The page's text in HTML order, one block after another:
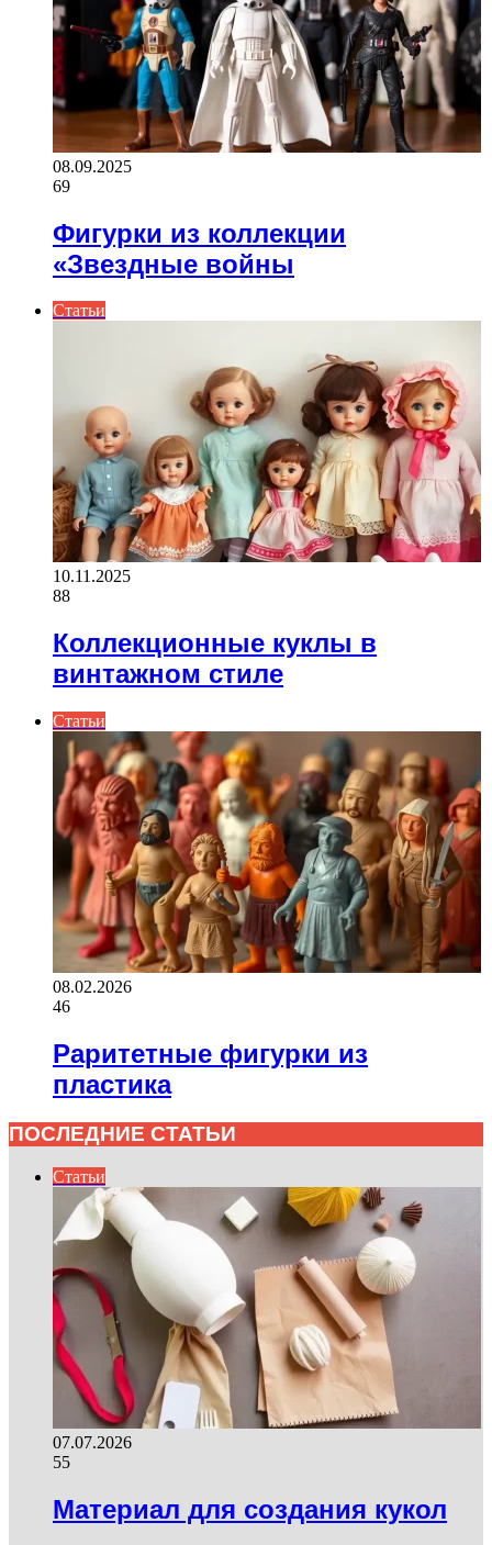
08.09.2025
69
Фигурки из коллекции
«Звездные войны
Статьи
10.11.2025
88
Коллекционные куклы в
винтажном стиле
Статьи
08.02.2026
46
Раритетные фигурки из
пластика
ПОСЛЕДНИЕ СТАТЬИ
Статьи
07.07.2026
55
Материал для создания кукол